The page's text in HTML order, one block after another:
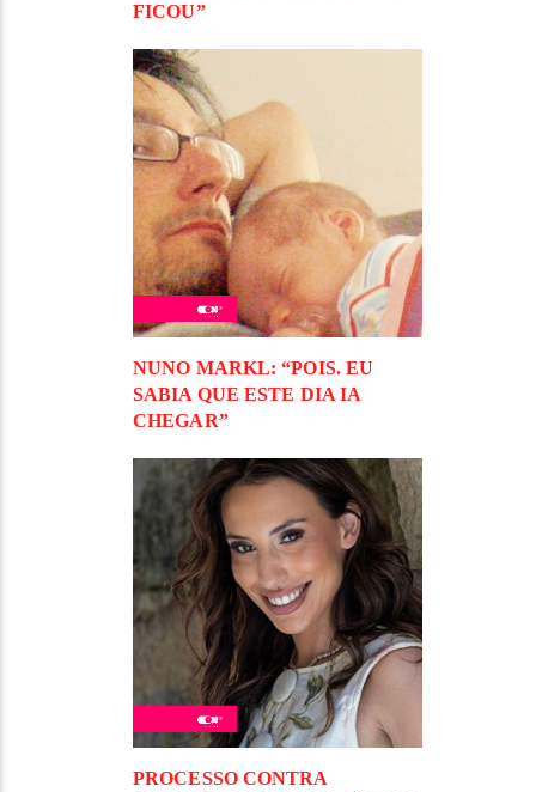
FICOU”
NUNO MARKL: “POIS. EU
SABIA QUE ESTE DIA IA
CHEGAR”
PROCESSO CONTRA